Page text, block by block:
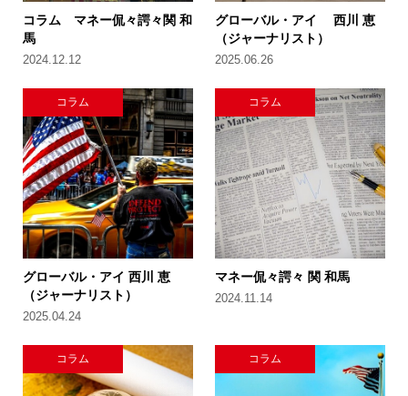
コラム マネー侃々諤々関 和
馬
2024.12.12
グローバル・アイ 西川 恵
（ジャーナリスト）
2025.06.26
コラム
グローバル・アイ 西川 恵
（ジャーナリスト）
2025.04.24
コラム
マネー侃々諤々 関 和馬
2024.11.14
コラム コラム